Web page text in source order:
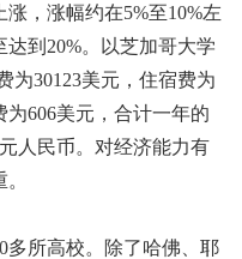
，涨幅约在5%至10%左
到20%。以芝加哥大学
为30123美元，住宿费为
606美元，合计一年的
人民币。对经济能力有
多所高校。除了哈佛、耶